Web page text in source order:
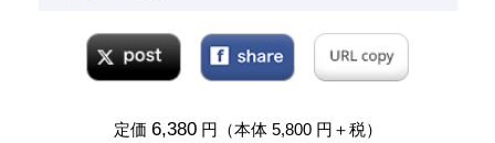
定価 6,380円（本体 5,800 円＋税）